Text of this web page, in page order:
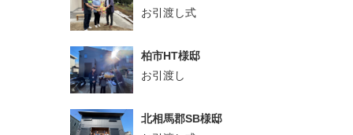
お引渡し式
柏市HT様邸
お引渡し
北相馬郡SB様邸